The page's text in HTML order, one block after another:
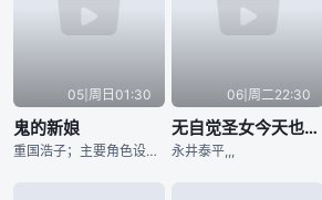
05|周日01:30
鬼的新娘
重国浩子；主要角色设定：田中日香里,,,
06|周二22:30
无自觉圣女今天也无意识地释放力量
永井泰平,,,